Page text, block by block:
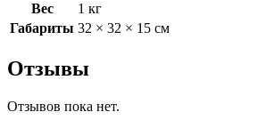
Вес
1 кг
Габариты 32 × 32 × 15 см
Отзывы
Отзывов пока нет.